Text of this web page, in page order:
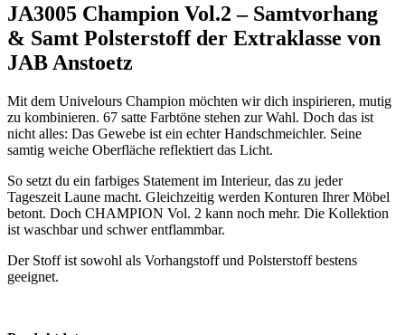
JA3005 Champion Vol.2 – Samtvorhang
& Samt Polsterstoff der Extraklasse von
JAB Anstoetz
Mit dem Univelours Champion möchten wir dich inspirieren, mutig
zu kombinieren. 67 satte Farbtöne stehen zur Wahl. Doch das ist
nicht alles: Das Gewebe ist ein echter Handschmeichler. Seine
samtig weiche Oberfläche reflektiert das Licht.
So setzt du ein farbiges Statement im Interieur, das zu jeder
Tageszeit Laune macht. Gleichzeitig werden Konturen Ihrer Möbel
betont. Doch CHAMPION Vol. 2 kann noch mehr. Die Kollektion
ist waschbar und schwer entflammbar.
Der Stoff ist sowohl als Vorhangstoff und Polsterstoff bestens
geeignet.